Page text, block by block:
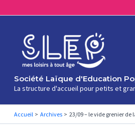
contenu
Société Laïque d'Education
La structure d'accueil pour petits et
Accueil Archives 23/09 – le vide grenier de